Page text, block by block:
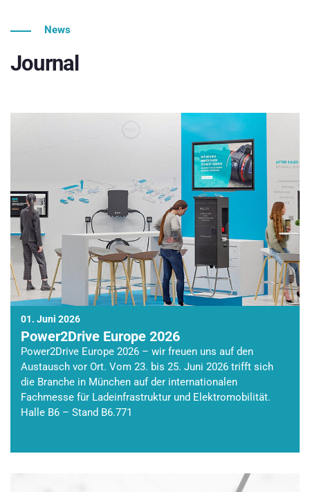
News
Journal
01. Juni 2026
Power2Drive Europe 2026
Power2Drive Europe 2026 – wir freuen uns auf den
Austausch vor Ort. Vom 23. bis 25. Juni 2026 trifft sich
die Branche in München auf der internationalen
Fachmesse für Ladeinfrastruktur und Elektromobilität.
Halle B6 – Stand B6.771